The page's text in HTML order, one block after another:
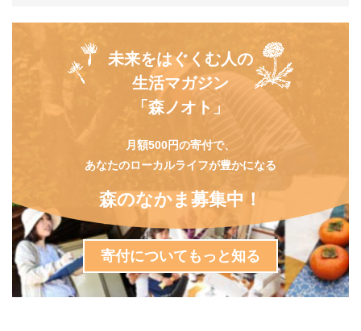
未来をはぐくむ人の
生活マガジン
「森ノオト」
月額500円の寄付で、
あなたのローカルライフが豊かになる
森のなかま募集中！
寄付についてもっと知る